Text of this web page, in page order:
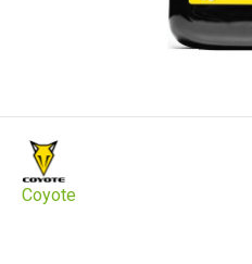
Coyote